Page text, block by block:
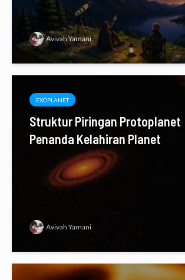
Avivah Yamani
EXOPLANET
Struktur Piringan Protoplanet
Penanda Kelahiran Planet
Avivah Yamani